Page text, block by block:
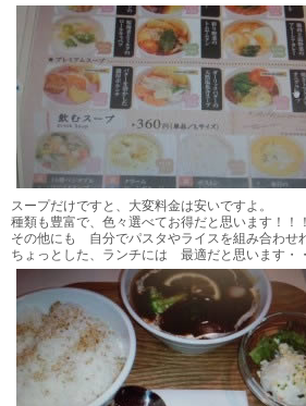
スープだけですと、大変料金は安いですよ。
種類も豊富で、色々選べてお得だと思います！！！
その他にも 自分でパスタやライスを組み合わせ
ちょっとした、ランチには 最適だと思います・